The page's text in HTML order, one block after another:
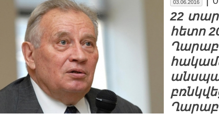
03.06.2016
22
հետո